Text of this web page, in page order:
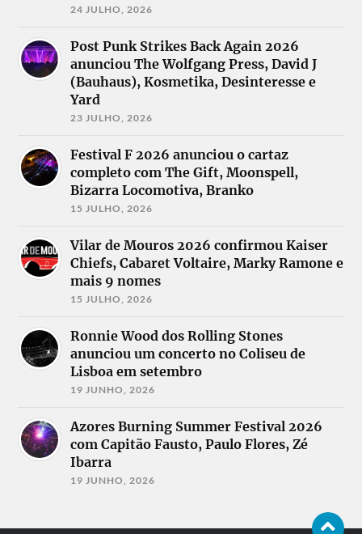
24 JULHO, 2026
Post Punk Strikes Back Again 2026
anunciou The Wolfgang Press, David J
(Bauhaus), Kosmetika, Desinteresse e
Yard
23 JULHO, 2026
Festival F 2026 anunciou o cartaz
completo com The Gift, Moonspell,
Bizarra Locomotiva, Branko
15 JULHO, 2026
Vilar de Mouros 2026 confirmou Kaiser
Chiefs, Cabaret Voltaire, Marky Ramone e
mais 9 nomes
15 JULHO, 2026
Ronnie Wood dos Rolling Stones
anunciou um concerto no Coliseu de
Lisboa em setembro
19 JUNHO, 2026
Azores Burning Summer Festival 2026
com Capitão Fausto, Paulo Flores, Zé
Ibarra
19 JUNHO, 2026